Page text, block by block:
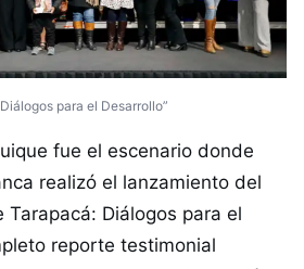
para el Desarrollo”
fue el escenario donde
realizó el lanzamiento del
Tarapacá: Diálogos para el
reporte testimonial